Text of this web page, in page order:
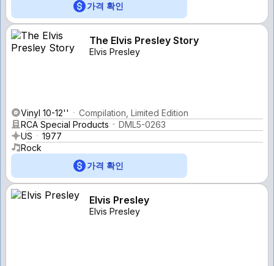
가격 확인
The Elvis Presley Story
Elvis Presley
Vinyl 10-12''
Compilation, Limited Edition
RCA Special Products
DML5-0263
US
1977
Rock
가격 확인
Elvis Presley
Elvis Presley